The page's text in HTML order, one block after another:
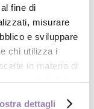
fine di
misurare
e sviluppare
chi utilizza i
in materia di
dettagli
per stranieri?
interamente
a partire dal 25